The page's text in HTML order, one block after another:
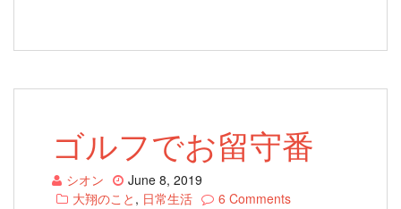
ゴルフでお留守番
シオン
June 8, 2019
大翔のこと , 日常生活
6 Comments